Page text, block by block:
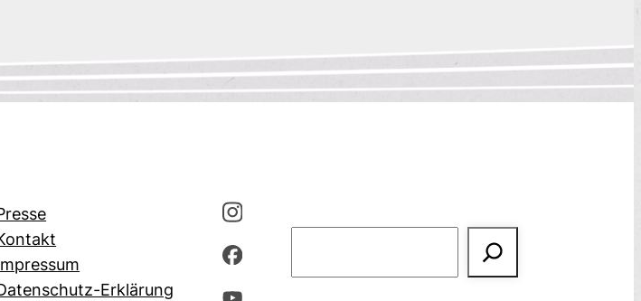
Erklärung